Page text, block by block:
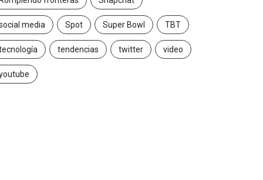
media Spot Super Bowl TBT
tendencias twitter video